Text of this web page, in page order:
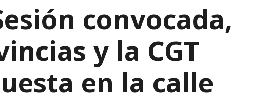
convocada,
y la CGT
en la calle